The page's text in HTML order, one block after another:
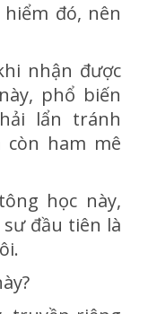
đó, nên
nhận được
phổ biến
lẩn tránh
ham mê
học này,
đầu tiên là